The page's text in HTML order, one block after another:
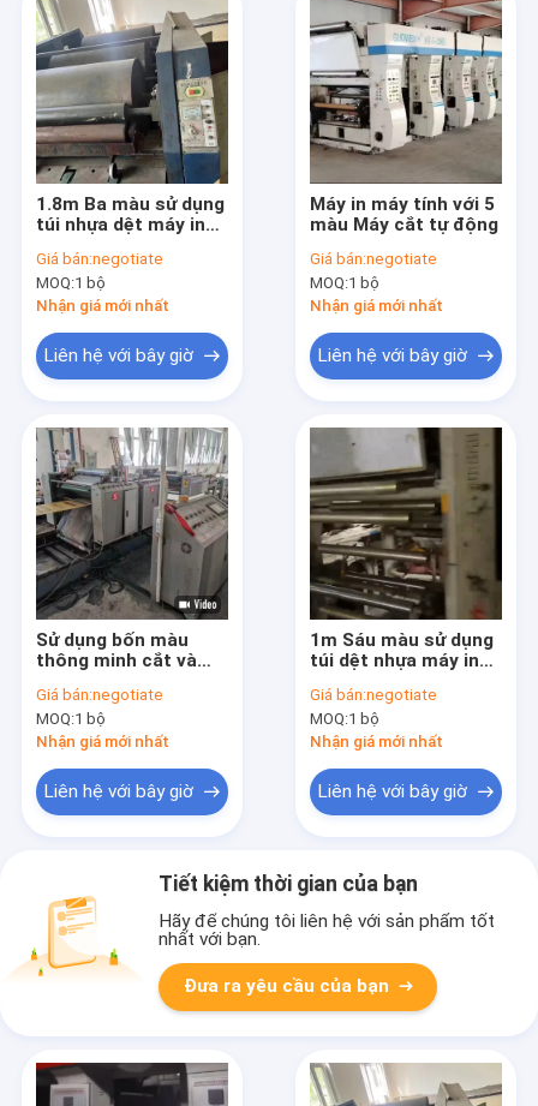
1.8m Ba màu sử dụng
túi nhựa dệt máy in
Giá bán:negotiate
MOQ:1 bộ
Nhận giá mới nhất
Liên hệ với bây giờ
Máy in máy tính với 5
màu Máy cắt tự động
Giá bán:negotiate
MOQ:1 bộ
Nhận giá mới nhất
Liên hệ với bây giờ
Sử dụng bốn màu
thông minh cắt và
Giá bán:negotiate
MOQ:1 bộ
Nhận giá mới nhất
Liên hệ với bây giờ
1m Sáu màu sử dụng
túi dệt nhựa máy in
Giá bán:negotiate
MOQ:1 bộ
Nhận giá mới nhất
Liên hệ với bây giờ
Tiết kiệm thời gian của bạn
Hãy để chúng tôi liên hệ với sản phẩm tốt
nhất với bạn.
Đưa ra yêu cầu của bạn